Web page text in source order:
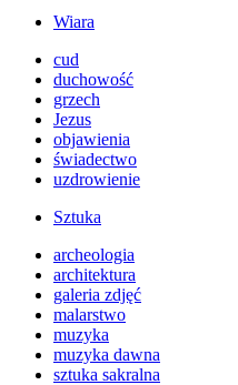
Wiara
cud
duchowość
grzech
Jezus
objawienia
świadectwo
uzdrowienie
Sztuka
archeologia
architektura
galeria zdjęć
malarstwo
muzyka
muzyka dawna
sztuka sakralna